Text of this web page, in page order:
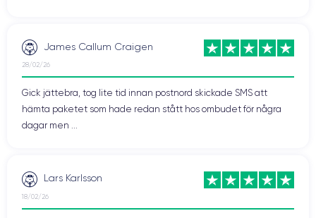
James Callum Craigen
28/02/26
Gick jättebra, tog lite tid innan postnord skickade SMS att
hämta paketet som hade redan stått hos ombudet för några
dagar men ...
Lars Karlsson
18/02/26